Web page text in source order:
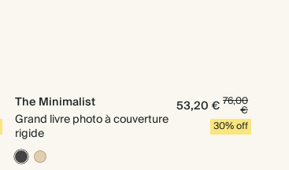
The Minimalist
Grand livre photo à couverture
rigide
53,20 €76,00
€
30% off